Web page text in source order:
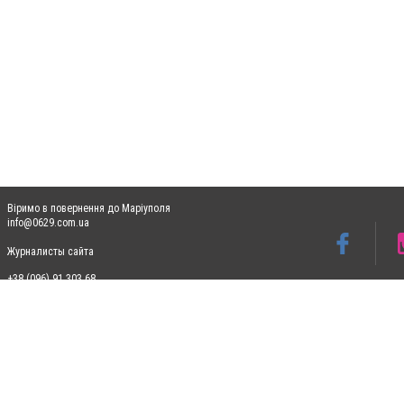
Віримо в повернення до Маріуполя
info@0629.com.ua
Журналисты сайта
+38 (096) 91 303 68